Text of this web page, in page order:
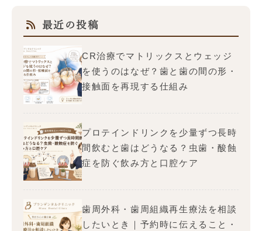
最近の投稿
CR治療でマトリックスとウェッジ
を使うのはなぜ？歯と歯の間の形・
接触面を再現する仕組み
プロテインドリンクを少量ずつ長時
間飲むと歯はどうなる？虫歯・酸蝕
症を防ぐ飲み方と口腔ケア
歯周外科・歯周組織再生療法を相談
したいとき｜予約時に伝えること・